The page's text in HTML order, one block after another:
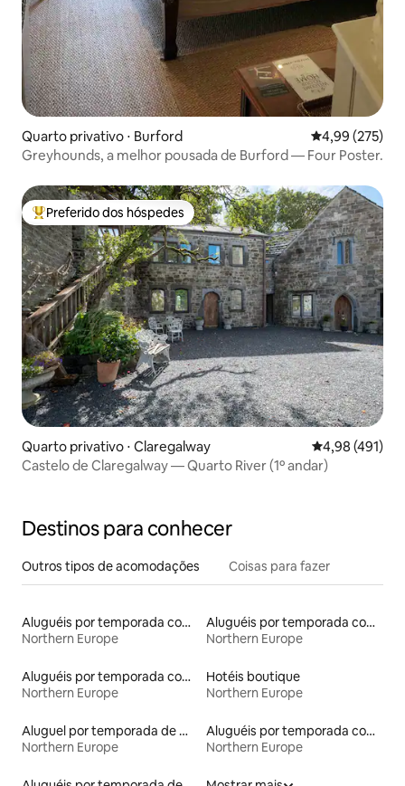
Quarto privativo ⋅ Burford 4,99 de uma
4,99 (275)
Greyhounds, a melhor pousada de Burford — Four Poster.
Entre os melhores preferidos dos hóspedes
Preferido dos hóspedes
Quarto privativo ⋅ Claregalway 4,98 de uma
4,98 (491)
Castelo de Claregalway — Quarto River (1º andar)
Destinos para conhecer
Outros tipos de acomodações Coisas para fazer
Aluguéis por temporada com sauna
Northern Europe
Aluguéis por temporada com caiaque
Northern Europe
Aluguéis por temporada com acesso ao lago
Northern Europe
Hotéis boutique
Northern Europe
Aluguel por temporada de microcasas
Northern Europe
Aluguéis por temporada com banheiro para PCD
Northern Europe